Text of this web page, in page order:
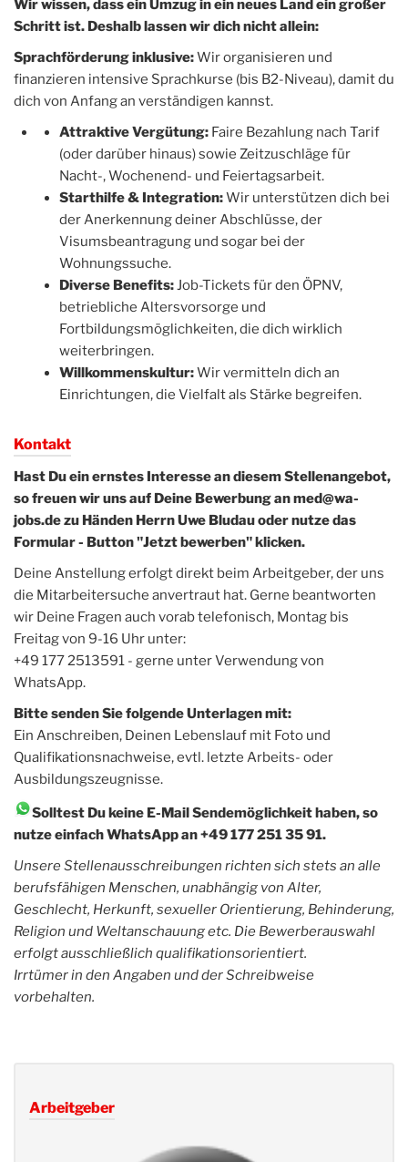
Wir wissen, dass ein Umzug in ein neues Land ein großer
Schritt ist. Deshalb lassen wir dich nicht allein:
Sprachförderung inklusive:Wir organisieren und
finanzieren intensive Sprachkurse (bis B2-Niveau), damit du
dich von Anfang an verständigen kannst.
Attraktive Vergütung: Faire Bezahlung nach Tarif
(oder darüber hinaus) sowie Zeitzuschläge für
Nacht-, Wochenend- und Feiertagsarbeit.
Starthilfe & Integration:Wir unterstützen dich bei
der Anerkennung deiner Abschlüsse, der
Visumsbeantragung und sogar bei der
Wohnungssuche.
Diverse Benefits:Job-Tickets für den ÖPNV,
betriebliche Altersvorsorge und
Fortbildungsmöglichkeiten, die dich wirklich
weiterbringen.
Willkommenskultur:Wir vermitteln dich an
Einrichtungen, die Vielfalt als Stärke begreifen.
Kontakt
Hast Du ein ernstes Interesse an diesem Stellenangebot,
so freuen wir uns auf Deine Bewerbung an med@wa-
jobs.de zu Händen Herrn Uwe Bludau oder nutze das
Formular - Button "Jetzt bewerben" klicken.
Deine Anstellung erfolgt direkt beim Arbeitgeber, der uns
die Mitarbeitersuche anvertraut hat. Gerne beantworten
wir Deine Fragen auch vorab telefonisch, Montag bis
Freitag von 9-16 Uhr unter:
+49 177 2513591 - gerne unter Verwendung von
WhatsApp.
Bitte senden Sie folgende Unterlagen mit:
Ein Anschreiben, Deinen Lebenslauf mit Foto und
Qualifikationsnachweise, evtl. letzte Arbeits- oder
Ausbildungszeugnisse.
Solltest Du keine E-Mail Sendemöglichkeit haben, so
nutze einfach WhatsApp an +49 177 251 35 91.
Unsere Stellenausschreibungen richten sich stets an alle
berufsfähigen Menschen, unabhängig von Alter,
Geschlecht, Herkunft, sexueller Orientierung, Behinderung,
Religion und Weltanschauung etc. Die Bewerberauswahl
erfolgt ausschließlich qualifikationsorientiert.
Irrtümer in den Angaben und der Schreibweise
vorbehalten.
Arbeitgeber